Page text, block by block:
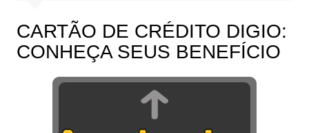
CARTÃO DE CRÉDITO DIGIO:
CONHEÇA SEUS BENEFÍCIO